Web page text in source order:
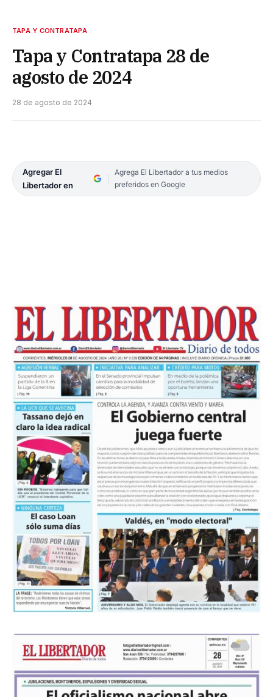
TAPA Y CONTRATAPA
Tapa y Contratapa 28 de
agosto de 2024
28 de agosto de 2024
Agregar El
Libertador en
Agrega El Libertador a tus medios
preferidos en Google